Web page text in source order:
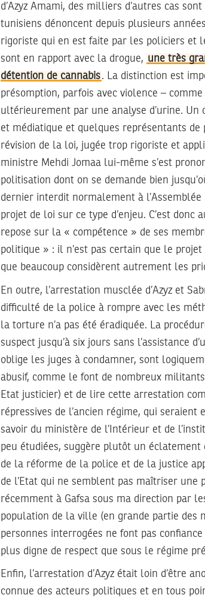
d’Azyz Amami, des milliers d’autres cas
tunisiens dénoncent depuis plusieurs
rigoriste qui en est faite par les policiers et
sont en rapport avec la drogue, une très
détention de cannabis. La distinction est
présomption, parfois avec violence –
ultérieurement par une analyse d’urine.
et médiatique et quelques représentants de
révision de la loi, jugée trop rigoriste et
ministre Mehdi Jomaa lui-même s’est
politisation dont on se demande bien
dernier interdit normalement à
projet de loi sur ce type d’enjeu. C’est
repose sur la « compétence » de ses
politique » : il n’est pas certain que le
que beaucoup considèrent autrement les
En outre, l’arrestation musclée d’Azyz et
difficulté de la police à rompre avec les
la torture n’a pas été éradiquée. La
suspect jusqu’à six jours sans l’assistance
oblige les juges à condamner, sont
abusif, comme le font de nombreux
Etat justicier) et de lire cette arrestation
répressives de l’ancien régime, qui seraient
savoir du ministère de l’Intérieur et de
peu étudiées, suggère plutôt un éclatement
de la réforme de la police et de la justice
de l’Etat qui ne semblent pas maîtriser
récemment à Gafsa sous ma direction par
population de la ville (en grande partie des
personnes interrogées ne font pas
plus digne de respect que sous le régime
Enfin, l’arrestation d’Azyz était loin d’être
connue des acteurs politiques et en tous